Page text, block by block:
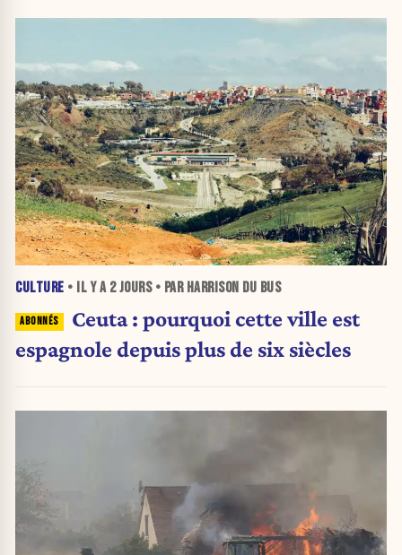
CULTURE • IL Y A 2 JOURS• PAR HARRISON DU BUS
Ceuta : pourquoi cette ville est
espagnole depuis plus de six siècles